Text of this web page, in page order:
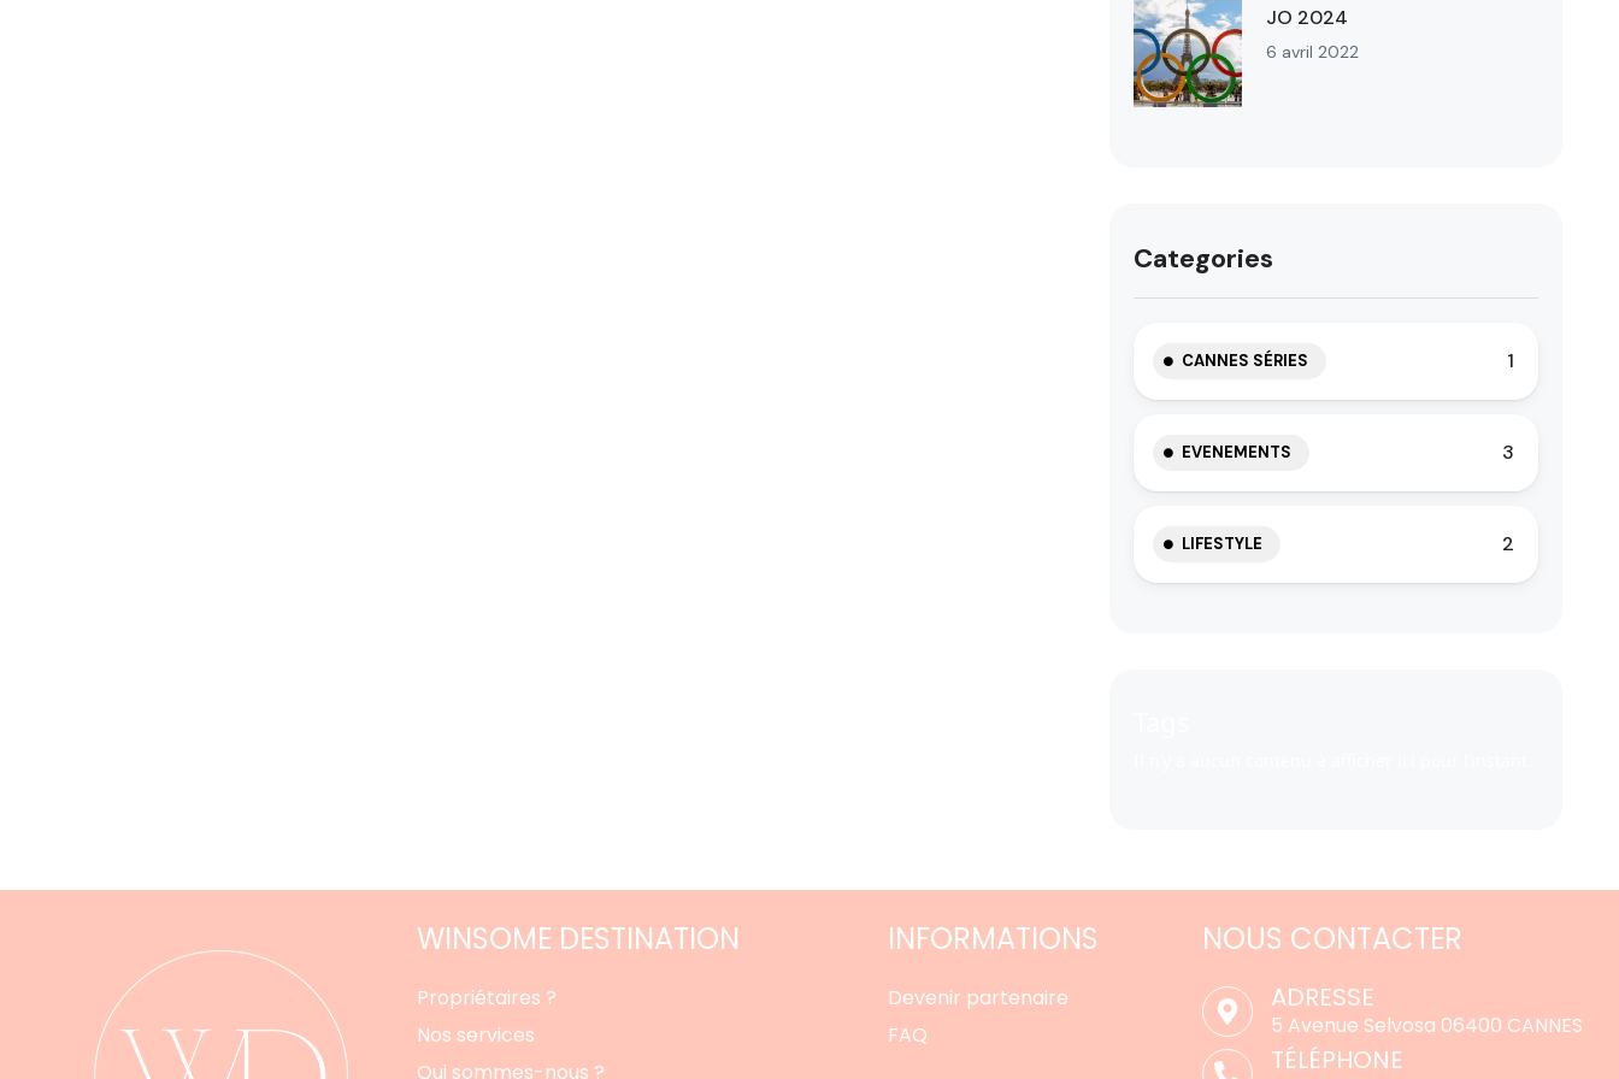
JO 2024
6 avril 2022
Categories
CANNES SÉRIES 1
EVENEMENTS 3
LIFESTYLE 2
WINSOME DESTINATION
Propriétaires ?
Nos services
Qui sommes-nous ?
INFORMATIONS
Devenir partenaire
FAQ
NOUS CONTACTER
ADRESSE
5 Avenue Selvosa 06400 CANNES
TÉLÉPHONE